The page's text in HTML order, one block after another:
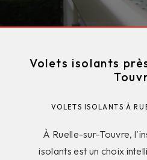
Volets isolants
VOLETS ISOLANTS À
À Ruelle-sur-Touvre,
isolants est un choix